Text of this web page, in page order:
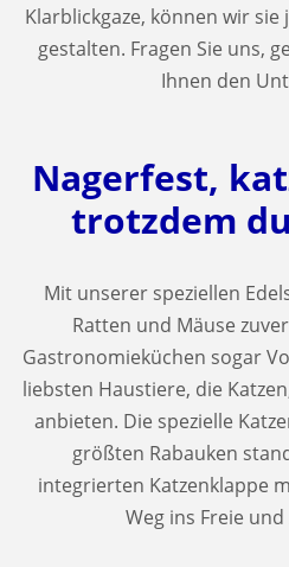
Klarblickgaze, können wir
gestalten. Fragen Sie uns,
Ihnen den
Nagerfest,
trotzdem
Mit unserer speziellen
Ratten und Mäuse
Gastronomieküchen sogar
liebsten Haustiere, die
anbieten. Die spezielle
größten Rabauken
integrierten Katzenklappe
Weg ins Freie